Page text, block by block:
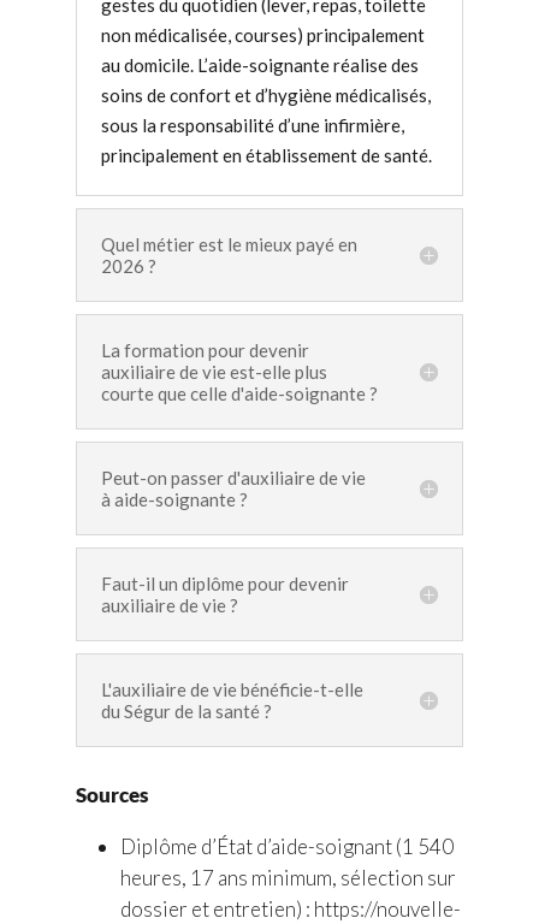
gestes du quotidien (lever, repas, toilette
non médicalisée, courses) principalement
au domicile. L’aide-soignante réalise des
soins de confort et d’hygiène médicalisés,
sous la responsabilité d’une infirmière,
principalement en établissement de santé.
Quel métier est le mieux payé en
2026 ?
La formation pour devenir
auxiliaire de vie est-elle plus
courte que celle d'aide-soignante ?
Peut-on passer d'auxiliaire de vie
à aide-soignante ?
Faut-il un diplôme pour devenir
auxiliaire de vie ?
L'auxiliaire de vie bénéficie-t-elle
du Ségur de la santé ?
Sources
Diplôme d’État d’aide-soignant (1 540
heures, 17 ans minimum, sélection sur
dossier et entretien) : https://nouvelle-